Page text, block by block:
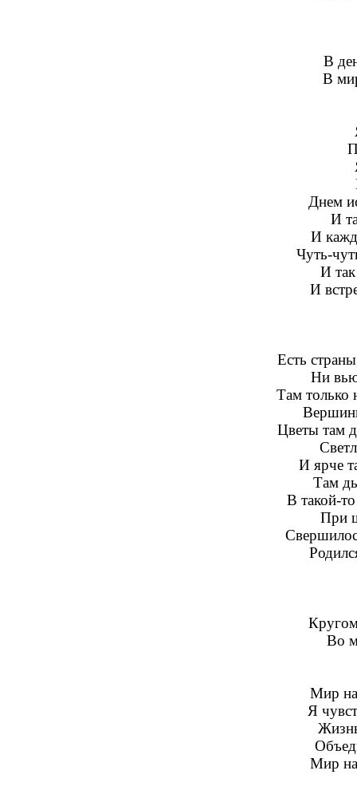
В
В
Днем
И
И
Чуть-
И
И
Есть
Ни
Там только
Цветы там
И ярче
Там
В такой-
При
Во
Мир на
Я
Мир на